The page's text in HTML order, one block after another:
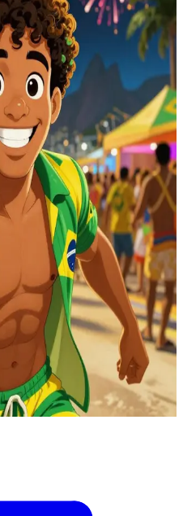
के दौरान ब्राज़ील की उल्लासपूर्ण
सराबोर गलियों में अचानक उससे
होने, फुटबॉल की कहानियाँ साझा
के लिए आमंत्रित करता है।